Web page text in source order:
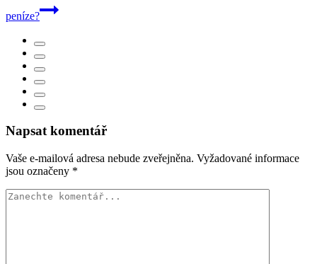
peníze?
Napsat komentář
Vaše e-mailová adresa nebude zveřejněna. Vyžadované informace
jsou označeny *